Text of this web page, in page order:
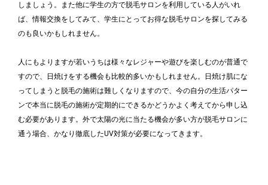
しましょう。また他に学生の方で脱毛サロンを利用している人がいれ
ば、情報交換をしてみて、学生にとってお得な脱毛サロンを探してみる
のも良いかもしれません。
人にもよりますが若いうちは様々なレジャーや遊びを楽しむのが普通で
すので、日焼けをする機会も比較的多いかもしれません。日焼け肌にな
ってしまうと脱毛の施術は難しくなりますので、今の自分の生活パター
ンで本当に脱毛の施術が定期的にできるかどうかよく考えてから申し込
む必要があります。外で太陽の光に当たる機会が多い方が脱毛サロンに
通う場合、かなり徹底したUV対策が必要になってきます。